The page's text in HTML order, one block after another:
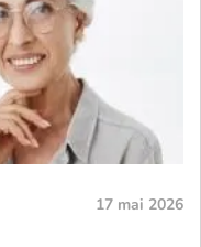
17 mai 2026